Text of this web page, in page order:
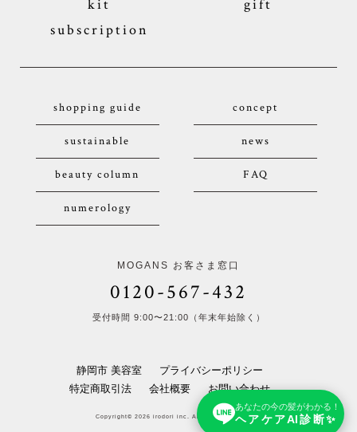
あなたの今の髪がわかる！
ヘアケアAI診断✨
kit
gift
subscription
shopping guide concept
sustainable news
beauty column FAQ
numerology
MOGANS お客さま窓口
0120-567-432
受付時間 9:00〜21:00（年末年始除く）
静岡市 美容室
プライバシーポリシー
特定商取引法
会社概要 お問い合わせ
Copyright© 2026 irodori inc. All Rights Reserved.